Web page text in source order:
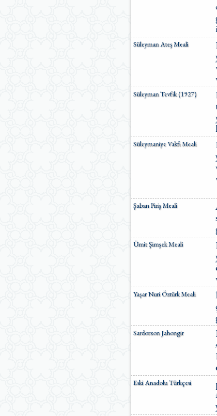
Süleyman Ateş Meali
Süleyman Tevfik (1927)
Süleymaniye Vakfı Meali
Şaban Piriş Meali
Ümit Şimşek Meali
Yaşar Nuri Öztürk Meali
Sardorxon Jahongir
Eski Anadolu Türkçesi